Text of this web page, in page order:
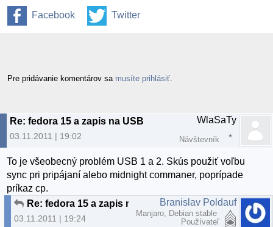
Facebook Twitter
Pre pridávanie komentárov sa musíte prihlásiť
Re: fedora 15 a zapis na USB
03.11.2011 | 19:02
WlaSaTy
Návštevník
To je všeobecný problém USB 1 a 2. Skús použiť voľbu
sync pri pripájaní alebo midnight commaner, poprípade
príkaz cp.
Re: fedora 15 a zapis na USB
03.11.2011 | 19:24
Branislav Poldauf
Manjaro, Debian stable
Používateľ